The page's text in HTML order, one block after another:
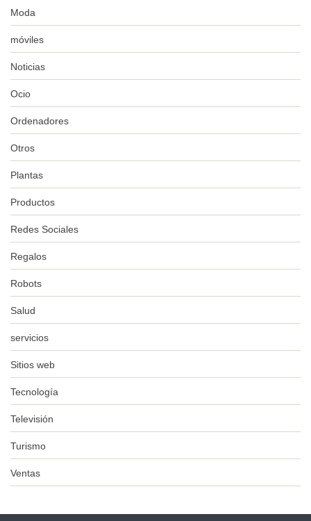
Moda
móviles
Noticias
Ocio
Ordenadores
Otros
Plantas
Productos
Redes Sociales
Regalos
Robots
Salud
servicios
Sitios web
Tecnología
Televisión
Turismo
Ventas